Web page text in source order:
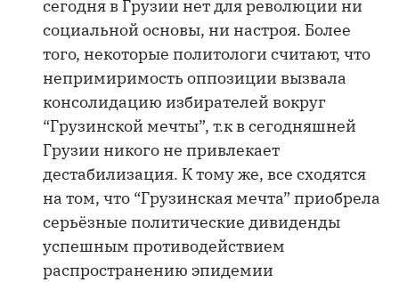
сегодня в Грузии нет для революции ни
социальной основы, ни настроя. Более
того, некоторые политологи считают, что
непримиримость оппозиции вызвала
консолидацию избирателей вокруг
“Грузинской мечты”, т.к в сегодняшней
Грузии никого не привлекает
дестабилизация. К тому же, все сходятся
на том, что “Грузинская мечта” приобрела
серьёзные политические дивиденды
успешным противодействием
распространению эпидемии